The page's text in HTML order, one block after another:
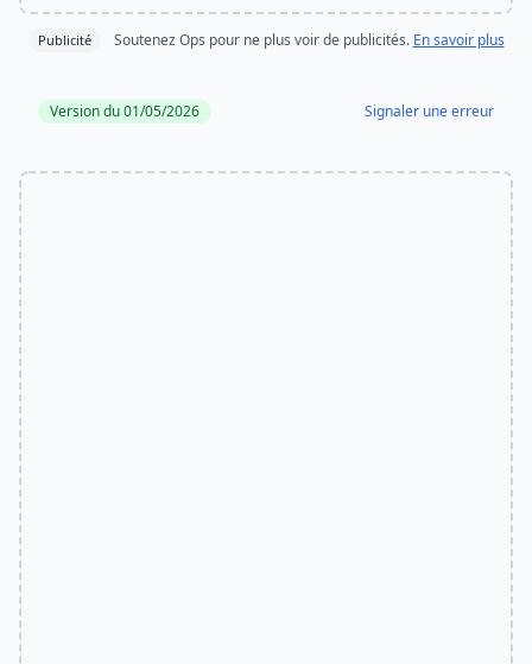
Publicité Soutenez Ops pour ne plus voir de publicités. En savoir plus
Version du 01/05/2026 Signaler une erreur